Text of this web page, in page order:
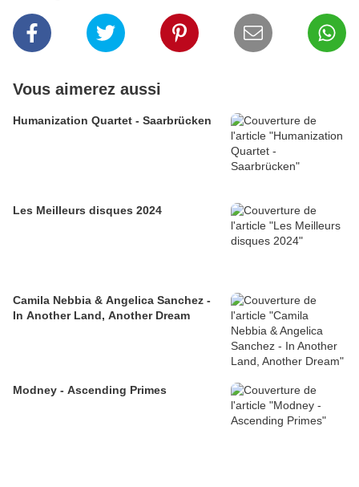
Vous aimerez aussi
Humanization Quartet - Saarbrücken
Les Meilleurs disques 2024
Camila Nebbia & Angelica Sanchez -
In Another Land, Another Dream
Modney - Ascending Primes